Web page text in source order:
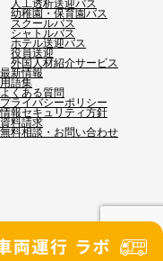
人工透析送迎バス
幼稚園・保育園バス
スクールバス
シャトルバス
ホテル送迎バス
役員送迎
外国人材紹介サービス
最新情報
用語集
よくある質問
プライバシーポリシー
情報セキュリティ方針
資料請求
無料相談・お問い合わせ
Reserved.